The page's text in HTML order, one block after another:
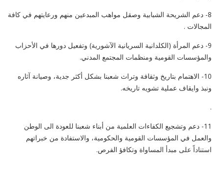
8- دعم الشريحة الشبابية وصقل مواهب المبدعين منهم ورعايتهم في كافة
المجالات .
9- دعم المرأة (الكلدانية السريانية الآشورية) وتفعيل دورها في الأحزاب
والمؤسسات القومية ومنظمات المجتمع المدني.
10- الاهتمام بتاريخ وثقافة وتراث شعبنا بشكل أكثر جدية، وصيانة آثاره
ونبذ وايقاف عملية تشويه تاريخه.
.
11- دعم وتشجيع الكفاءات العلمية من أبناء شعبنا للعودة الى الوطن
والعمل في المؤسسات القومية والحكومية، والاستفادة من خبراتهم
استناداً على مبدأ المساواة وتكافؤ الفرص.